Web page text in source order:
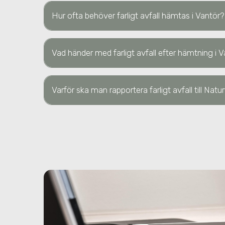
Hur ofta behöver farligt avfall hämtas i Vantör?
Vad händer med farligt avfall efter hämtning i
Varför ska man rapportera farligt avfall till